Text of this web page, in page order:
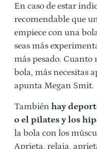
En caso de estar
recomendable que
empiece con una
seas más
más pesado. Cuanto
bola, más necesitas
apunta Megan Smit.
También hay
o el pilates y los
la bola con los
Aprieta, relaja,